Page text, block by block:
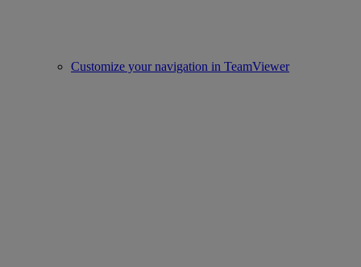
Customize your navigation in TeamViewer